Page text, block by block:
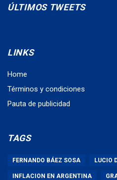
ÚLTIMOS TWEETS
LINKS
Home
Términos y condiciones
Pauta de publicidad
TAGS
FERNANDO BÁEZ SOSA LUCIO
INFLACION EN ARGENTINA